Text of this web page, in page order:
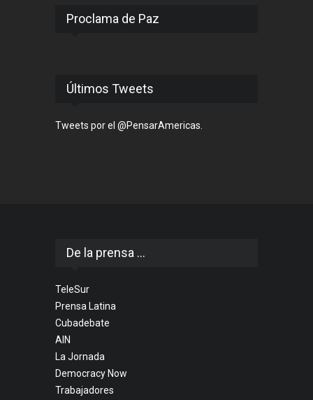
Proclama de Paz
Últimos Tweets
Tweets por el @PensarAmericas.
De la prensa ...
TeleSur
Prensa Latina
Cubadebate
AIN
La Jornada
Democracy Now
Trabajadores